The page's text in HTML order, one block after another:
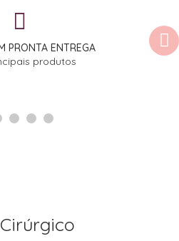
PRONTA ENTREGA
produtos